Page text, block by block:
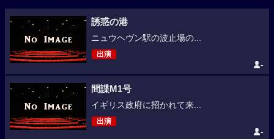
誘惑の港
ニュウヘヴン駅の波止場の...
出演
-
間諜M1号
イギリス政府に招かれて来...
出演
-